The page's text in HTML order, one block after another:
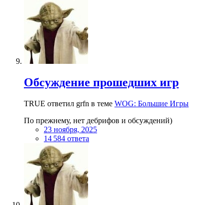
Обсуждение прошедших игр
TRUE ответил grfn в теме WOG: Большие Игры
По прежнему, нет дебрифов и обсуждений)
23 ноября, 2025
14 584 ответа